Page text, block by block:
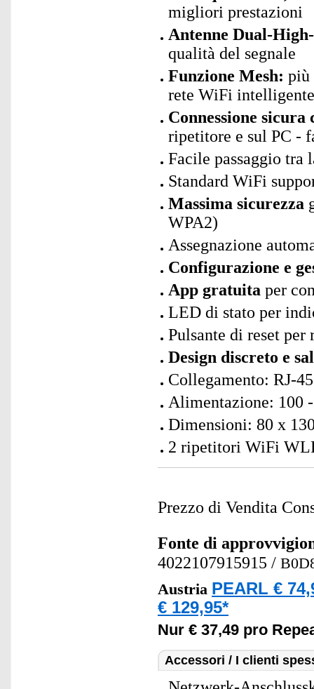
migliori prestazioni
Antenne Dual-
qualità del segnale
Funzione Mesh: più
rete WiFi
Connessione sicura
ripetitore e sul PC -
Facile passaggio tra
Standard WiFi
Massima sicurezza
WPA2)
Assegnazione
Configurazione e
App gratuita per
LED di stato per
Pulsante di reset
Design discreto e
Collegamento: RJ-
Alimentazione: 100
Dimensioni: 80 x
2 ripetitori WiFi
Prezzo di Vendita
Fonte di
4022107915915 /
Austria PEARL €
€ 129,95*
Nur € 37,49 pro
Accessori / I clienti